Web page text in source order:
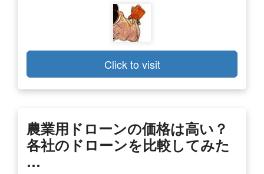
Click to visit
農業用ドローンの価格は高い？
各社のドローンを比較してみた
…